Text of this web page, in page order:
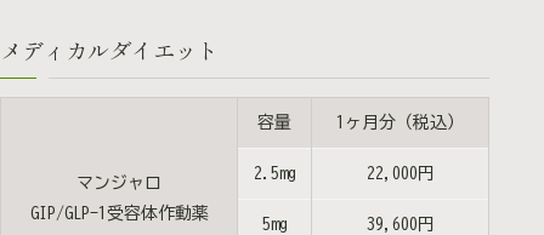
メディカルダイエット
マンジャロ
GIP/GLP-1受容体作動薬
容量 1ヶ月分（税込）
2.5mg 22,000円
5mg 39,600円